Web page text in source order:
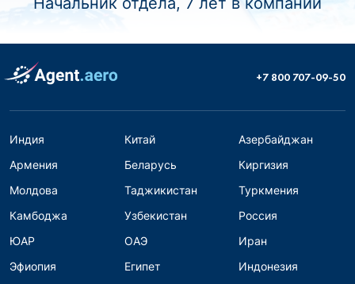
+7 800 707-09-50
Индия Китай
Азербайджан
Армения
Беларусь
Киргизия
Молдова
Таджикистан
Туркмения
Камбоджа
Узбекистан
Россия
ЮАР
ОАЭ
Иран
Эфиопия
Египет
Индонезия